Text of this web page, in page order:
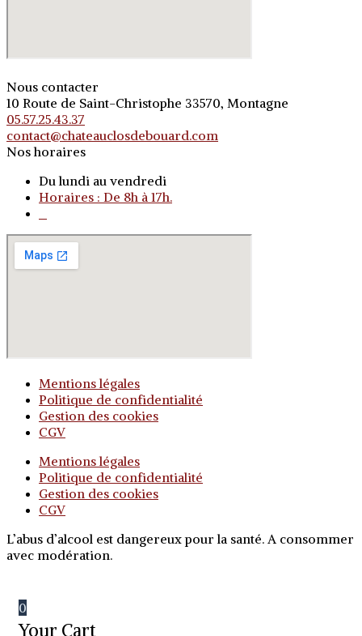
Nous contacter
10 Route de Saint-Christophe 33570, Montagne
05.57.25.43.37
contact@chateauclosdebouard.com
Nos horaires
Du lundi au vendredi
Horaires : De 8h à 17h.
Mentions légales
Politique de confidentialité
Gestion des cookies
CGV
Mentions légales
Politique de confidentialité
Gestion des cookies
CGV
L’abus d’alcool est dangereux pour la santé. A consommer
avec modération.
0
Your Cart